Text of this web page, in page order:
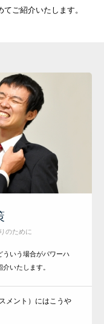
ご紹介いたします。
のために
ういう場合がパワーハ
いたします。
メント）にはこうや